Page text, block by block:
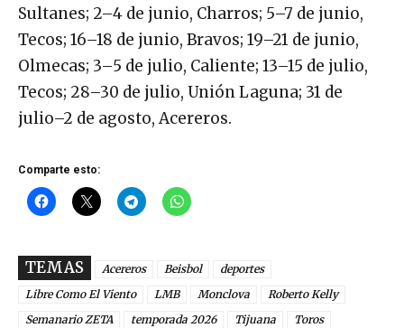
Sultanes; 2–4 de junio, Charros; 5–7 de junio,
Tecos; 16–18 de junio, Bravos; 19–21 de junio,
Olmecas; 3–5 de julio, Caliente; 13–15 de julio,
Tecos; 28–30 de julio, Unión Laguna; 31 de
julio–2 de agosto, Acereros.
Comparte esto:
TEMAS Acereros Beisbol
deportes
Libre Como El Viento
LMB Monclova
Roberto Kelly
Semanario ZETA
temporada 2026 Tijuana Toros